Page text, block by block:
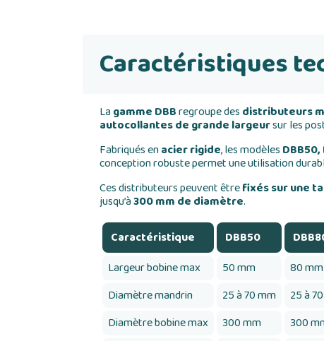
Caractéristiques
La gamme DBBregroupe des distributeurs
autocollantes de grande largeursur les
Fabriqués enacier rigide, les modèles
conception robuste permet une utilisation
Ces distributeurs peuvent êtrefixés sur une
jusqu’à300 mm de diamètre.
Caractéristique DBB50
Largeur bobine max
50 mm 80 mm
Diamètre mandrin
25 à 70 mm 25 à
Diamètre bobine max
300 mm 300